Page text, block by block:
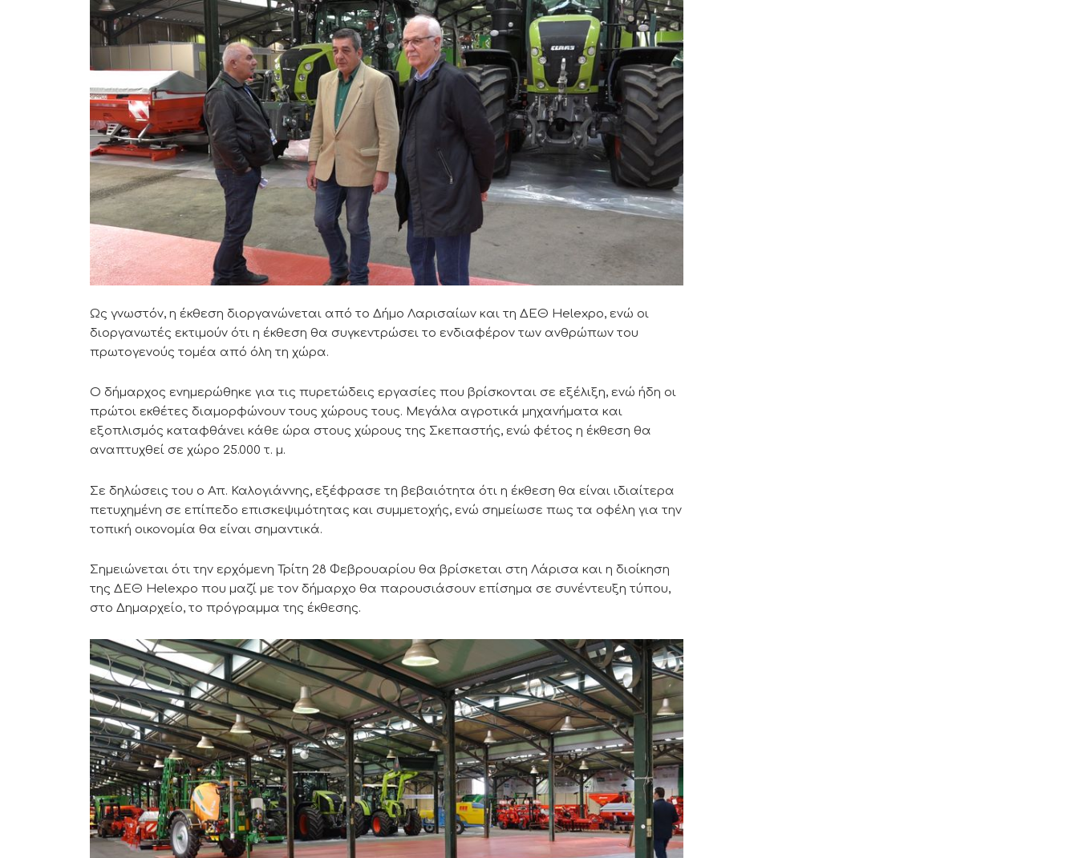
Ως γνωστόν, η έκθεση διοργανώνεται από το Δήμο Λαρισαίων και τη ΔΕΘ Helexpo, ενώ οι
διοργανωτές εκτιμούν ότι η έκθεση θα συγκεντρώσει το ενδιαφέρον των ανθρώπων του
πρωτογενούς τομέα από όλη τη χώρα.
Ο δήμαρχος ενημερώθηκε για τις πυρετώδεις εργασίες που βρίσκονται σε εξέλιξη, ενώ ήδη οι
πρώτοι εκθέτες διαμορφώνουν τους χώρους τους. Μεγάλα αγροτικά μηχανήματα και
εξοπλισμός καταφθάνει κάθε ώρα στους χώρους της Σκεπαστής, ενώ φέτος η έκθεση θα
αναπτυχθεί σε χώρο 25.000 τ. μ.
Σε δηλώσεις του ο Απ. Καλογιάννης, εξέφρασε τη βεβαιότητα ότι η έκθεση θα είναι ιδιαίτερα
πετυχημένη σε επίπεδο επισκεψιμότητας και συμμετοχής, ενώ σημείωσε πως τα οφέλη για την
τοπική οικονομία θα είναι σημαντικά.
Σημειώνεται ότι την ερχόμενη Τρίτη 28 Φεβρουαρίου θα βρίσκεται στη Λάρισα και η διοίκηση
της ΔΕΘ Ηelexpo που μαζί με τον δήμαρχο θα παρουσιάσουν επίσημα σε συνέντευξη τύπου,
στο Δημαρχείο, το πρόγραμμα της έκθεσης.